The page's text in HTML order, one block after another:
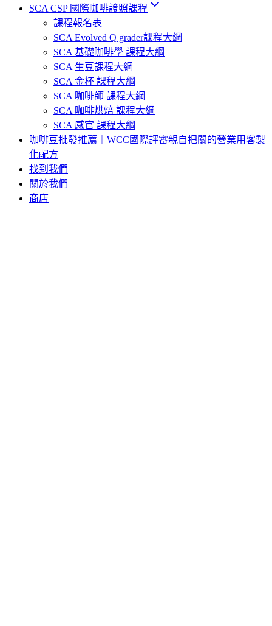
SCA CSP 國際咖啡證照課程
課程報名表
SCA Evolved Q grader課程大綱
SCA 基礎咖啡學 課程大綱
SCA 生豆課程大綱
SCA 金杯 課程大綱
SCA 咖啡師 課程大綱
SCA 咖啡烘焙 課程大綱
SCA 感官 課程大綱
咖啡豆批發推薦｜WCC國際評審親自把關的營業用客製
化配方
找到我們
關於我們
商店